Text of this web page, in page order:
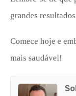
grandes
Comece hoje e
mais saudável!